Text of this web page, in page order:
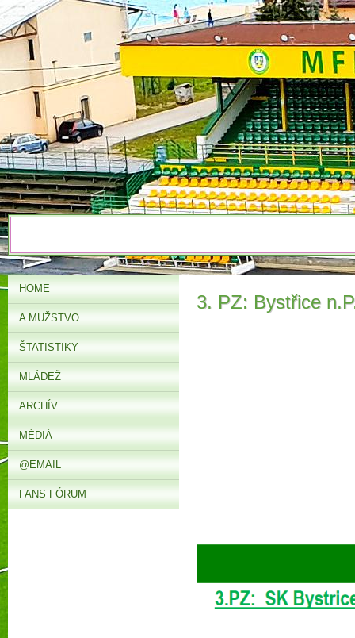
3. PZ: Bystřice
HOME
A MUŽSTVO
ŠTATISTIKY
MLÁDEŽ
ARCHÍV
MÉDIÁ
@EMAIL
FANS FÓRUM